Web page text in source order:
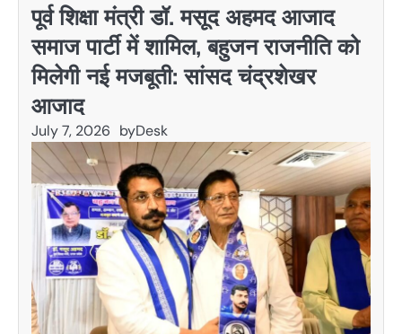
पूर्व शिक्षा मंत्री डॉ. मसूद अहमद आजाद
समाज पार्टी में शामिल, बहुजन राजनीति को
मिलेगी नई मजबूती: सांसद चंद्रशेखर
आजाद
July 7, 2026 byDesk